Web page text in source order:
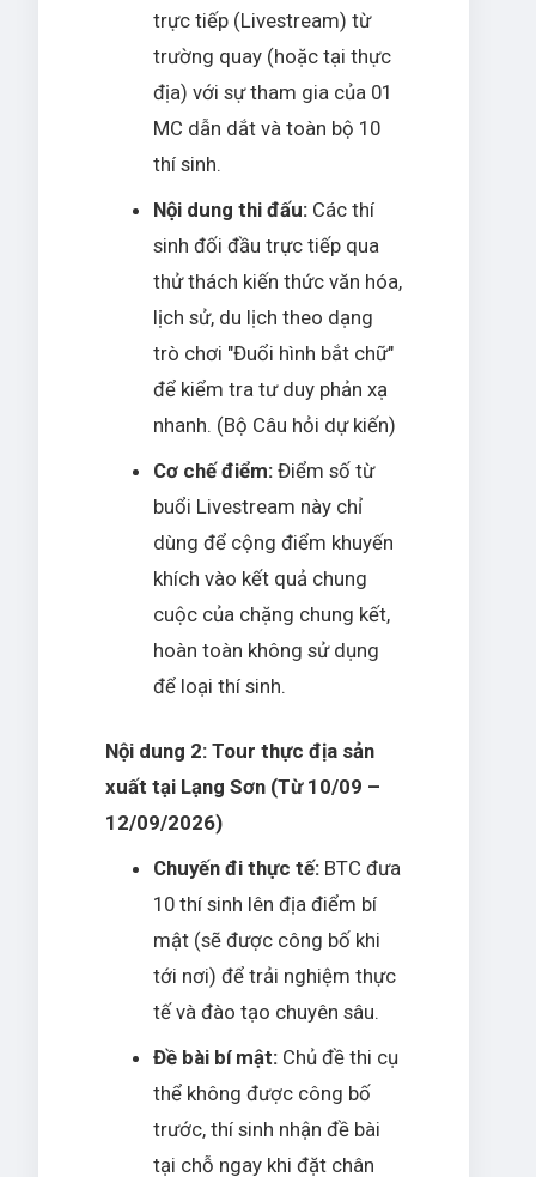
trực tiếp (Livestream) từ
trường quay (hoặc tại thực
địa) với sự tham gia của 01
MC dẫn dắt và toàn bộ 10
thí sinh.
Nội dung thi đấu: Các thí
sinh đối đầu trực tiếp qua
thử thách kiến thức văn hóa,
lịch sử, du lịch theo dạng
trò chơi "Đuổi hình bắt chữ"
để kiểm tra tư duy phản xạ
nhanh. (Bộ Câu hỏi dự kiến)
Cơ chế điểm: Điểm số từ
buổi Livestream này chỉ
dùng để cộng điểm khuyến
khích vào kết quả chung
cuộc của chặng chung kết,
hoàn toàn không sử dụng
để loại thí sinh.
Nội dung 2: Tour thực địa sản
xuất tại Lạng Sơn (Từ 10/09 –
12/09/2026)
Chuyến đi thực tế: BTC đưa
10 thí sinh lên địa điểm bí
mật (sẽ được công bố khi
tới nơi) để trải nghiệm thực
tế và đào tạo chuyên sâu.
Đề bài bí mật: Chủ đề thi cụ
thể không được công bố
trước, thí sinh nhận đề bài
tại chỗ ngay khi đặt chân